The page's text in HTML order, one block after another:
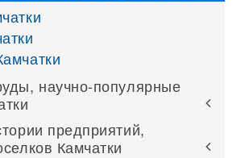
научно-популярные
предприятий,
Камчатки